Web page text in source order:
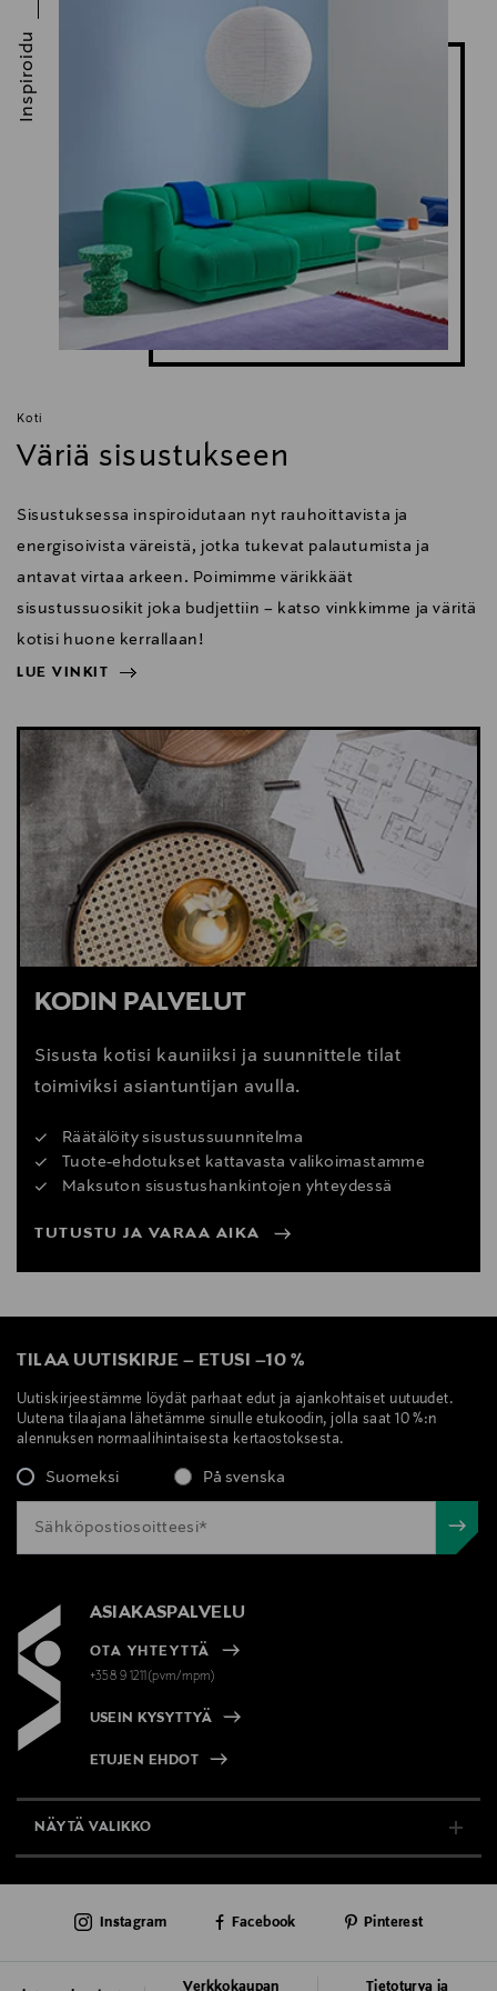
Koti
Väriä sisustukseen
Sisustuksessa inspiroidutaan nyt rauhoittavista ja
energisoivista väreistä, jotka tukevat palautumista ja
antavat virtaa arkeen. Poimimme värikkäät
sisustussuosikit joka budjettiin – katso vinkkimme ja väritä
kotisi huone kerrallaan!
LUE VINKIT
Inspiroidu
LUE VINKIT
KODIN PALVELUT
Sisusta kotisi kauniiksi ja suunnittele tilat
toimiviksi asiantuntijan avulla.
Räätälöity sisustussuunnitelma
Tuote-ehdotukset kattavasta valikoimastamme
Maksuton sisustushankintojen yhteydessä
TUTUSTU JA VARAA AIKA
TILAA UUTISKIRJE – ETUSI –10 %
Uutiskirjeestämme löydät parhaat edut ja ajankohtaiset uutuudet.
Uutena tilaajana lähetämme sinulle etukoodin, jolla saat 10 %:n
alennuksen normaalihintaisesta kertaostoksesta.
Suomeksi På svenska
ASIAKASPALVELU
OTA YHTEYTTÄ
+358 9 1211(pvm/mpm)
USEIN KYSYTTYÄ
ETUJEN EHDOT
NÄYTÄ VALIKKO
AJANKOHTAISTA
Verkkokaupan Tietoturva ja
Instagram Facebook Pinterest